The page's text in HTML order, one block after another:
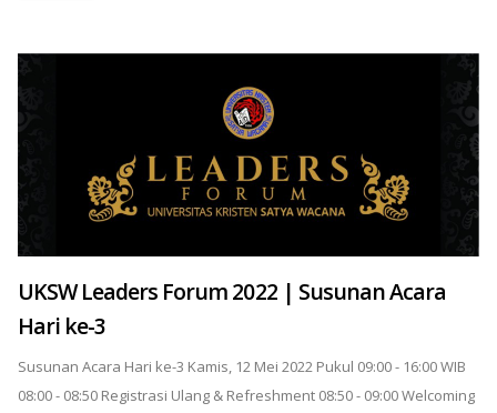
UKSW Leaders Forum 2022 | Susunan Acara
Hari ke-3
Susunan Acara Hari ke-3 Kamis, 12 Mei 2022 Pukul 09:00 - 16:00 WIB
08:00 - 08:50 Registrasi Ulang & Refreshment 08:50 - 09:00 Welcoming